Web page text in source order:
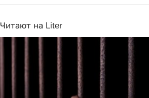
Читают на Liter